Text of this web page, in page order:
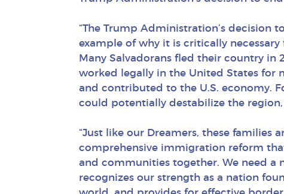
“The Trump Administration’s decision
example of why it is critically
Many Salvadorans fled their country in
worked legally in the United States for
and contributed to the U.S. economy.
could potentially destabilize the
“Just like our Dreamers, these
comprehensive immigration reform
and communities together. We need
recognizes our strength as a nation